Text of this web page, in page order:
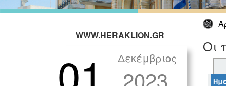
WWW.HERAKLION.GR
Δεκέμβριος
2023
Οι